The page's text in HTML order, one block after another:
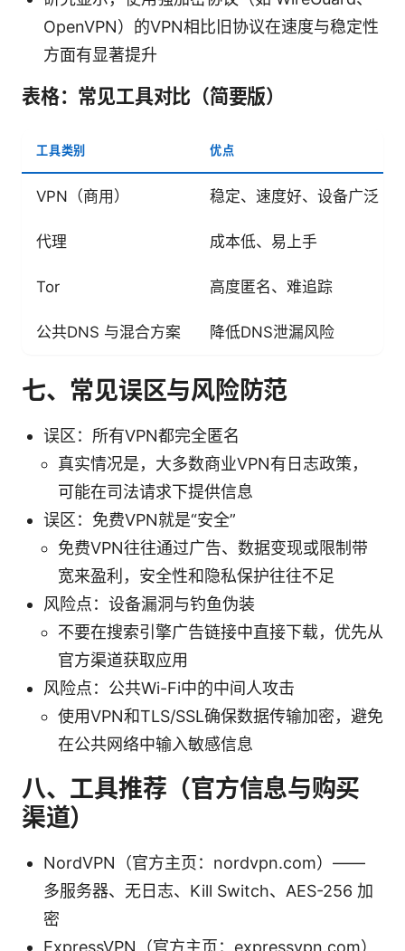
OpenVPN）的VPN相比旧协议在速度与稳定性
方面有显著提升
表格：常见工具对比（简要版）
工具类别 优点
VPN（商用） 稳定、速度好、设备广泛
代理 成本低、易上手
Tor 高度匿名、难追踪
公共DNS 与混合方案 降低DNS泄漏风险
七、常见误区与风险防范
误区：所有VPN都完全匿名
真实情况是，大多数商业VPN有日志政策，
可能在司法请求下提供信息
误区：免费VPN就是“安全”
免费VPN往往通过广告、数据变现或限制带
宽来盈利，安全性和隐私保护往往不足
风险点：设备漏洞与钓鱼伪装
不要在搜索引擎广告链接中直接下载，优先从
官方渠道获取应用
风险点：公共Wi-Fi中的中间人攻击
使用VPN和TLS/SSL确保数据传输加密，避免
在公共网络中输入敏感信息
八、工具推荐（官方信息与购买
渠道）
NordVPN（官方主页：nordvpn.com）——
多服务器、无日志、Kill Switch、AES-256 加
密
ExpressVPN（官方主页：expressvpn.com）